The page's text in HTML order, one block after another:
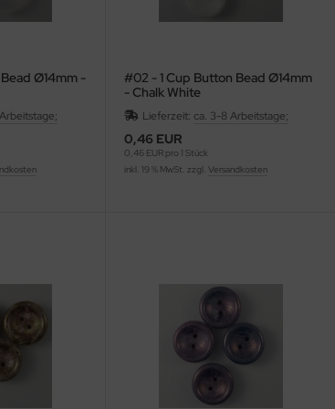
Ø14mm -
#02 - 1 Cup Button Bead Ø14mm
- Chalk White
Lieferzeit: ca. 3-8 Arbeitstage;
0,46 EUR
0,46 EUR pro 1 Stück
inkl. 19 % MwSt. zzgl.Versandkosten